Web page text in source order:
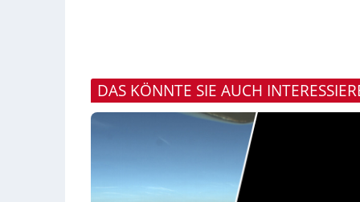
DAS KÖNNTE SIE AUCH